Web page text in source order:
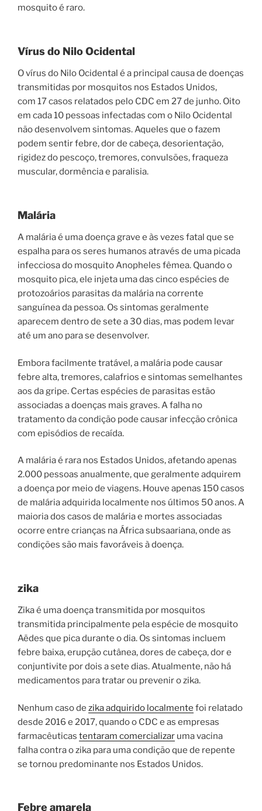
mosquito é raro.
Vírus do Nilo Ocidental
O vírus do Nilo Ocidental é a principal causa de doenças
transmitidas por mosquitos nos Estados Unidos,
com 17 casos relatados pelo CDC em 27 de junho. Oito
em cada 10 pessoas infectadas com o Nilo Ocidental
não desenvolvem sintomas. Aqueles que o fazem
podem sentir febre, dor de cabeça, desorientação,
rigidez do pescoço, tremores, convulsões, fraqueza
muscular, dormência e paralisia.
Malária
A malária é uma doença grave e às vezes fatal que se
espalha para os seres humanos através de uma picada
infecciosa do mosquito Anopheles fêmea. Quando o
mosquito pica, ele injeta uma das cinco espécies de
protozoários parasitas da malária na corrente
sanguínea da pessoa. Os sintomas geralmente
aparecem dentro de sete a 30 dias, mas podem levar
até um ano para se desenvolver.
Embora facilmente tratável, a malária pode causar
febre alta, tremores, calafrios e sintomas semelhantes
aos da gripe. Certas espécies de parasitas estão
associadas a doenças mais graves. A falha no
tratamento da condição pode causar infecção crônica
com episódios de recaída.
A malária é rara nos Estados Unidos, afetando apenas
2.000 pessoas anualmente, que geralmente adquirem
a doença por meio de viagens. Houve apenas 150 casos
de malária adquirida localmente nos últimos 50 anos. A
maioria dos casos de malária e mortes associadas
ocorre entre crianças na África subsaariana, onde as
condições são mais favoráveis ​​à doença.
zika
Zika é uma doença transmitida por mosquitos
transmitida principalmente pela espécie de mosquito
Aëdes que pica durante o dia. Os sintomas incluem
febre baixa, erupção cutânea, dores de cabeça, dor e
conjuntivite por dois a sete dias. Atualmente, não há
medicamentos para tratar ou prevenir o zika.
Nenhum caso de zika adquirido localmente foi relatado
desde 2016 e 2017, quando o CDC e as empresas
farmacêuticas tentaram comercializar uma vacina
falha contra o zika para uma condição que de repente
se tornou predominante nos Estados Unidos.
Febre amarela